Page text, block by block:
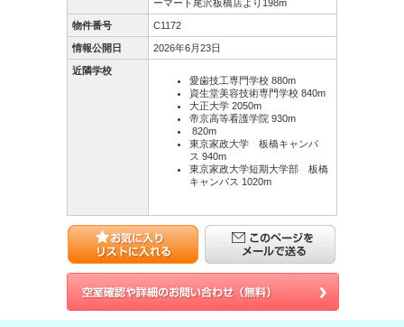
ーマート尾沢板橋店より198m
物件番号 C1172
情報公開日 2026年6月23日
近隣学校
愛歯技工専門学校 880m
資生堂美容技術専門学校 840m
大正大学 2050m
帝京高等看護学院 930m
820m
東京家政大学 板橋キャンパ
ス 940m
東京家政大学短期大学部 板橋
キャンパス 1020m